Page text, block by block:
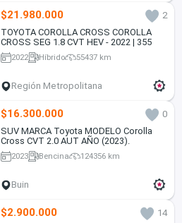
$21.980.000
2
TOYOTA COROLLA CROSS COROLLA
CROSS SEG 1.8 CVT HEV - 2022 | 355
2022 Híbrido 55437 km
Región Metropolitana
$16.300.000
0
SUV MARCA Toyota MODELO Corolla
Cross CVT 2.0 AUT AÑO (2023).
2023 Bencina 124356 km
Buin
$2.900.000
14